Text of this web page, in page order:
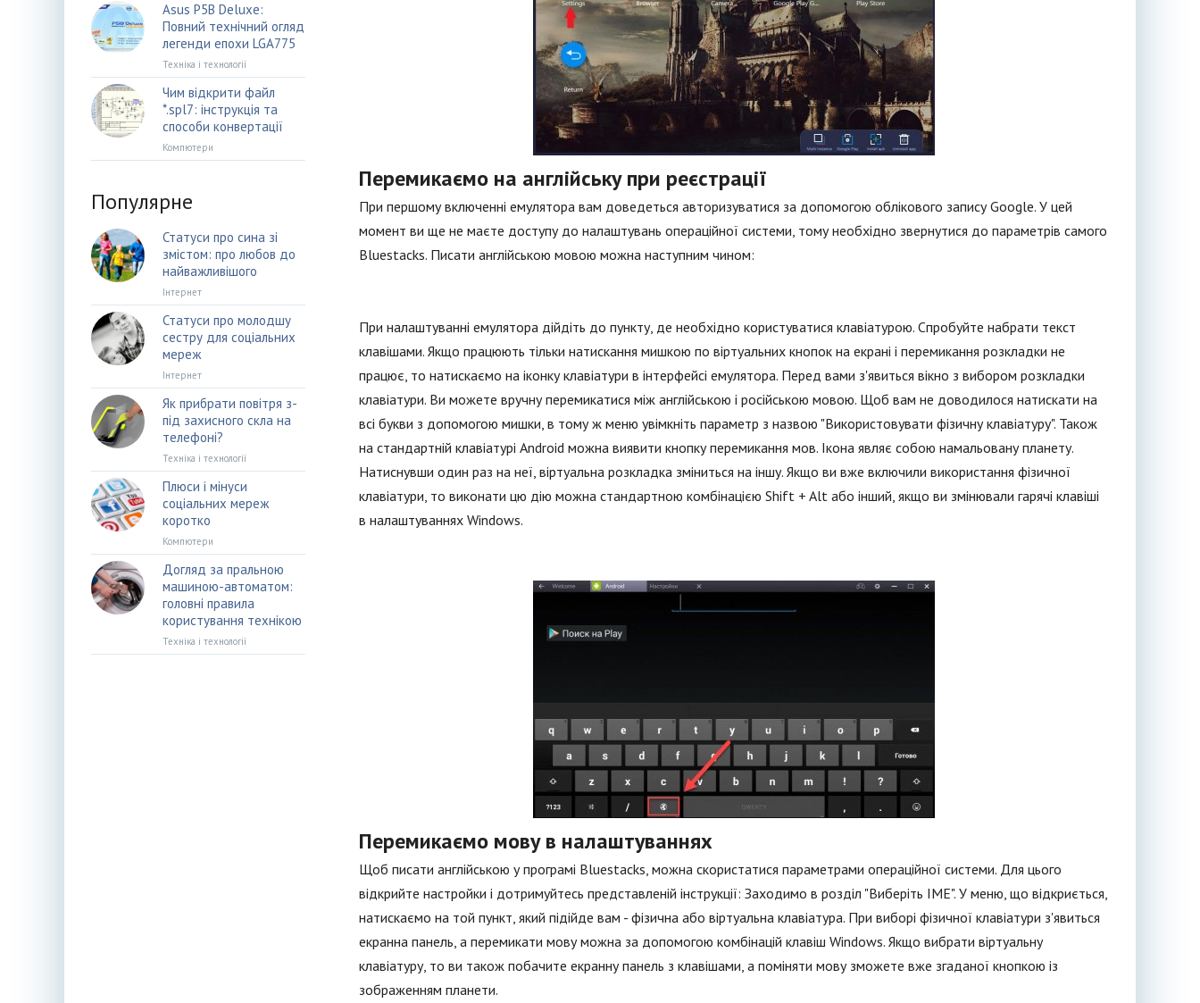
Перемикаємо на англійську при реєстрації
При першому включенні емулятора вам доведеться авторизуватися за допомогою облікового запису Google. У цей
момент ви ще не маєте доступу до налаштувань операційної системи, тому необхідно звернутися до параметрів самого
Bluestacks. Писати англійською мовою можна наступним чином:
При налаштуванні емулятора дійдіть до пункту, де необхідно користуватися клавіатурою. Спробуйте набрати текст
клавішами. Якщо працюють тільки натискання мишкою по віртуальних кнопок на екрані і перемикання розкладки не
працює, то натискаємо на іконку клавіатури в інтерфейсі емулятора. Перед вами з'явиться вікно з вибором розкладки
клавіатури. Ви можете вручну перемикатися між англійською і російською мовою. Щоб вам не доводилося натискати на
всі букви з допомогою мишки, в тому ж меню увімкніть параметр з назвою "Використовувати фізичну клавіатуру". Також
на стандартній клавіатурі Android можна виявити кнопку перемикання мов. Ікона являє собою намальовану планету.
Натиснувши один раз на неї, віртуальна розкладка зміниться на іншу. Якщо ви вже включили використання фізичної
клавіатури, то виконати цю дію можна стандартною комбінацією Shift + Alt або інший, якщо ви змінювали гарячі клавіші
в налаштуваннях Windows.
Перемикаємо мову в налаштуваннях
Щоб писати англійською у програмі Bluestacks, можна скористатися параметрами операційної системи. Для цього
відкрийте настройки і дотримуйтесь представленій інструкції: Заходимо в розділ "Виберіть IME". У меню, що відкриється,
натискаємо на той пункт, який підійде вам - фізична або віртуальна клавіатура. При виборі фізичної клавіатури з'явиться
екранна панель, а перемикати мову можна за допомогою комбінацій клавіш Windows. Якщо вибрати віртуальну
клавіатуру, то ви також побачите екранну панель з клавішами, а поміняти мову зможете вже згаданої кнопкою із
зображенням планети.
Asus P5B Deluxe:
Повний технічний огляд
легенди епохи LGA775
Техніка і технології
Чим відкрити файл
*.spl7: інструкція та
способи конвертації
Компютери
Популярне
Статуси про сина зі
змістом: про любов до
найважливішого
Інтернет
Статуси про молодшу
сестру для соціальних
мереж
Інтернет
Як прибрати повітря з-
під захисного скла на
телефоні?
Техніка і технології
Плюси і мінуси
соціальних мереж
коротко
Компютери
Догляд за пральною
машиною-автоматом:
головні правила
користування технікою
Техніка і технології